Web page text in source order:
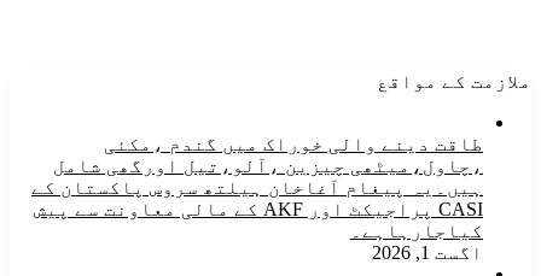
ملازمت کے مواقع
طاقت دینے والی خوراک میں گندم ،مکئی
،چاول،میٹھی چیزین ،آلو،تیل اورگھی شامل
ہیں۔یہ پیغام آغاخان ہیلتھ سروس پاکستان کے
CASI پراجیکٹ اور AKF کے مالی معاونت سے پیش
کیاجارہاہے۔
اگست 1, 2026